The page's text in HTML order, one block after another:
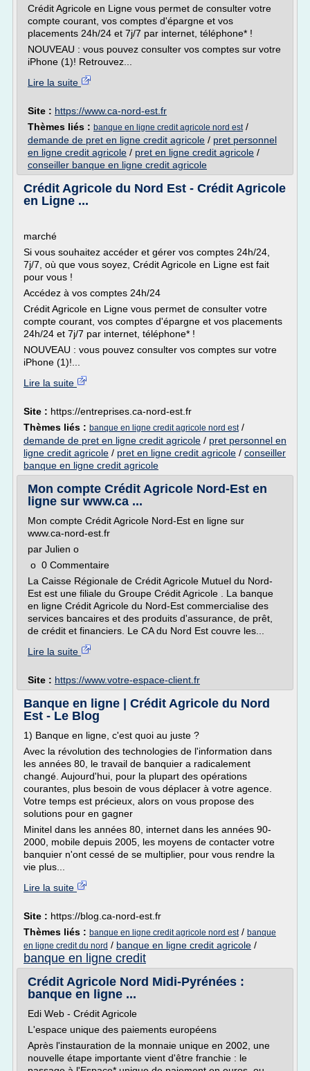
Crédit Agricole en Ligne vous permet de consulter votre
compte courant, vos comptes d'épargne et vos
placements 24h/24 et 7j/7 par internet, téléphone* !
NOUVEAU : vous pouvez consulter vos comptes sur votre
iPhone (1)! Retrouvez...
Lire la suite
Site : https://www.ca-nord-est.fr
Thèmes liés : banque en ligne credit agricole nord est/
demande de pret en ligne credit agricole / pret personnel
en ligne credit agricole / pret en ligne credit agricole /
conseiller banque en ligne credit agricole
Crédit Agricole du Nord Est - Crédit Agricole
en Ligne ...
marché
Si vous souhaitez accéder et gérer vos comptes 24h/24,
7j/7, où que vous soyez, Crédit Agricole en Ligne est fait
pour vous !
Accédez à vos comptes 24h/24
Crédit Agricole en Ligne vous permet de consulter votre
compte courant, vos comptes d'épargne et vos placements
24h/24 et 7j/7 par internet, téléphone* !
NOUVEAU : vous pouvez consulter vos comptes sur votre
iPhone (1)!...
Lire la suite
Site : https://entreprises.ca-nord-est.fr
Thèmes liés : banque en ligne credit agricole nord est/
demande de pret en ligne credit agricole / pret personnel en
ligne credit agricole / pret en ligne credit agricole / conseiller
banque en ligne credit agricole
Mon compte Crédit Agricole Nord-Est en
ligne sur www.ca ...
Mon compte Crédit Agricole Nord-Est en ligne sur
www.ca-nord-est.fr
par Julien o
o 0 Commentaire
La Caisse Régionale de Crédit Agricole Mutuel du Nord-
Est est une filiale du Groupe Crédit Agricole . La banque
en ligne Crédit Agricole du Nord-Est commercialise des
services bancaires et des produits d'assurance, de prêt,
de crédit et financiers. Le CA du Nord Est couvre les...
Lire la suite
Site : https://www.votre-espace-client.fr
Banque en ligne | Crédit Agricole du Nord
Est - Le Blog
1) Banque en ligne, c'est quoi au juste ?
Avec la révolution des technologies de l'information dans
les années 80, le travail de banquier a radicalement
changé. Aujourd'hui, pour la plupart des opérations
courantes, plus besoin de vous déplacer à votre agence.
Votre temps est précieux, alors on vous propose des
solutions pour en gagner
Minitel dans les années 80, internet dans les années 90-
2000, mobile depuis 2005, les moyens de contacter votre
banquier n'ont cessé de se multiplier, pour vous rendre la
vie plus...
Lire la suite
Site : https://blog.ca-nord-est.fr
Thèmes liés : banque en ligne credit agricole nord est/ banque
en ligne credit du nord / banque en ligne credit agricole /
banque en ligne credit
Crédit Agricole Nord Midi-Pyrénées :
banque en ligne ...
Edi Web - Crédit Agricole
L'espace unique des paiements européens
Après l'instauration de la monnaie unique en 2002, une
nouvelle étape importante vient d'être franchie : le